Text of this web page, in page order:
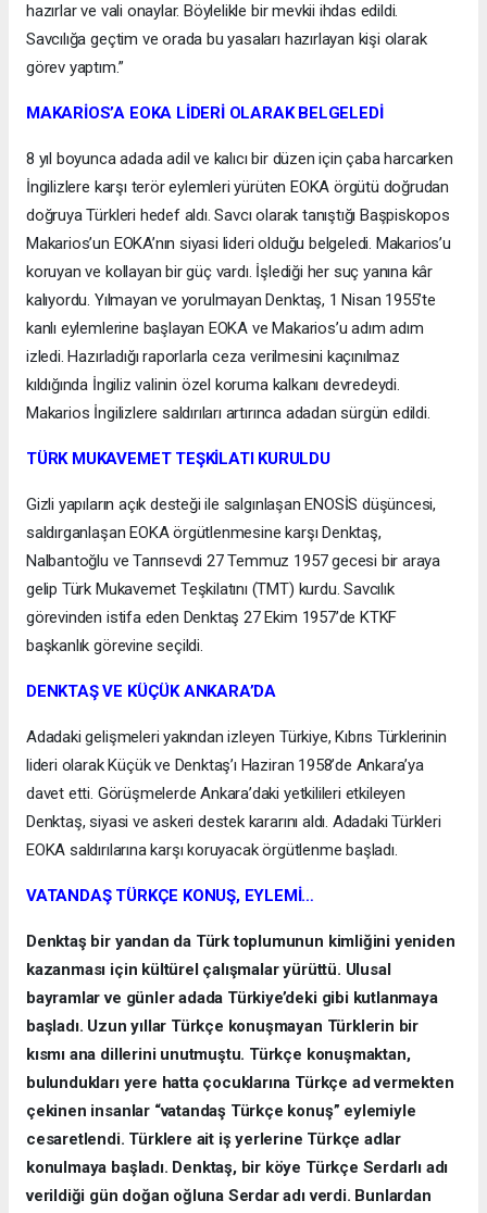
hazırlar ve vali onaylar. Böylelikle bir mevkii ihdas edildi.
Savcılığa geçtim ve orada bu yasaları hazırlayan kişi olarak
görev yaptım.”
MAKARİOS’A EOKA LİDERİ OLARAK BELGELEDİ
8 yıl boyunca adada adil ve kalıcı bir düzen için çaba harcarken
İngilizlere karşı terör eylemleri yürüten EOKA örgütü doğrudan
doğruya Türkleri hedef aldı. Savcı olarak tanıştığı Başpiskopos
Makarios’un EOKA’nın siyasi lideri olduğu belgeledi. Makarios’u
koruyan ve kollayan bir güç vardı. İşlediği her suç yanına kâr
kalıyordu. Yılmayan ve yorulmayan Denktaş, 1 Nisan 1955’te
kanlı eylemlerine başlayan EOKA ve Makarios’u adım adım
izledi. Hazırladığı raporlarla ceza verilmesini kaçınılmaz
kıldığında İngiliz valinin özel koruma kalkanı devredeydi.
Makarios İngilizlere saldırıları artırınca adadan sürgün edildi.
TÜRK MUKAVEMET TEŞKİLATI KURULDU
Gizli yapıların açık desteği ile salgınlaşan ENOSİS düşüncesi,
saldırganlaşan EOKA örgütlenmesine karşı Denktaş,
Nalbantoğlu ve Tanrısevdi 27 Temmuz 1957 gecesi bir araya
gelip Türk Mukavemet Teşkilatını (TMT) kurdu. Savcılık
görevinden istifa eden Denktaş 27 Ekim 1957’de KTKF
başkanlık görevine seçildi.
DENKTAŞ VE KÜÇÜK ANKARA’DA
Adadaki gelişmeleri yakından izleyen Türkiye, Kıbrıs Türklerinin
lideri olarak Küçük ve Denktaş’ı Haziran 1958’de Ankara’ya
davet etti. Görüşmelerde Ankara’daki yetkilileri etkileyen
Denktaş, siyasi ve askeri destek kararını aldı. Adadaki Türkleri
EOKA saldırılarına karşı koruyacak örgütlenme başladı.
VATANDAŞ TÜRKÇE KONUŞ, EYLEMİ…
Denktaş bir yandan da Türk toplumunun kimliğini yeniden
kazanması için kültürel çalışmalar yürüttü. Ulusal
bayramlar ve günler adada Türkiye’deki gibi kutlanmaya
başladı. Uzun yıllar Türkçe konuşmayan Türklerin bir
kısmı ana dillerini unutmuştu. Türkçe konuşmaktan,
bulundukları yere hatta çocuklarına Türkçe ad vermekten
çekinen insanlar “vatandaş Türkçe konuş” eylemiyle
cesaretlendi. Türklere ait iş yerlerine Türkçe adlar
konulmaya başladı. Denktaş, bir köye Türkçe Serdarlı adı
verildiği gün doğan oğluna Serdar adı verdi. Bunlardan